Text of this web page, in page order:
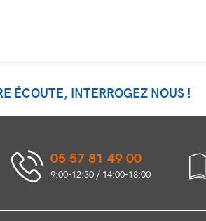
ÉCOUTE, INTERROGEZ NOUS !
05 57 81 49 00
9:00-12:30 / 14:00-18:00